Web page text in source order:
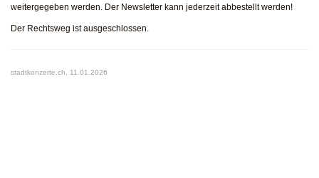
weitergegeben werden. Der Newsletter kann jederzeit abbestellt werden!
Der Rechtsweg ist ausgeschlossen.
stadtkonzerte.ch, 11.01.2026